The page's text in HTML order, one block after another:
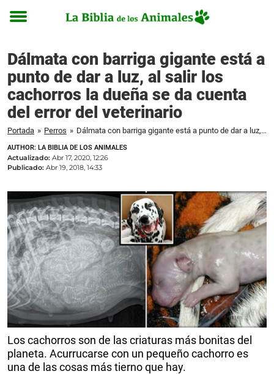
Toggle
Dálmata con barriga gigante está a
punto de dar a luz, al salir los
cachorros la dueña se da cuenta
del error del veterinario
Portada » Perros » Dálmata con barriga gigante está a punto de dar a luz, al salir los cachorros la dueña se da cuenta del error del veterinario
AUTHOR: LA BIBLIA DE LOS ANIMALES
Actualizado: Abr 17, 2020, 12:26
Publicado: Abr 19, 2018, 14:33
Los cachorros son de las criaturas más bonitas del
planeta. Acurrucarse con un pequeño cachorro es
una de las cosas más tierno que hay.